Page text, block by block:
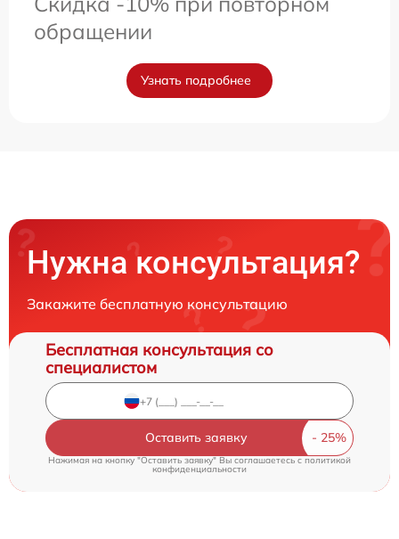
обращении
Узнать подробнее
Нужна консультация?
Закажите бесплатную консультацию
Бесплатная консультация со
специалистом
Оставить заявку
Нажимая на кнопку "Оставить заявку" Вы соглашаетесь cполитикой
конфиденциальности